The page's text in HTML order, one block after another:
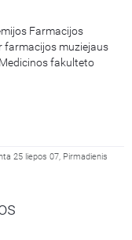
Farmacijos
farmacijos muziejaus
fakulteto
25 liepos 07, Pirmadienis